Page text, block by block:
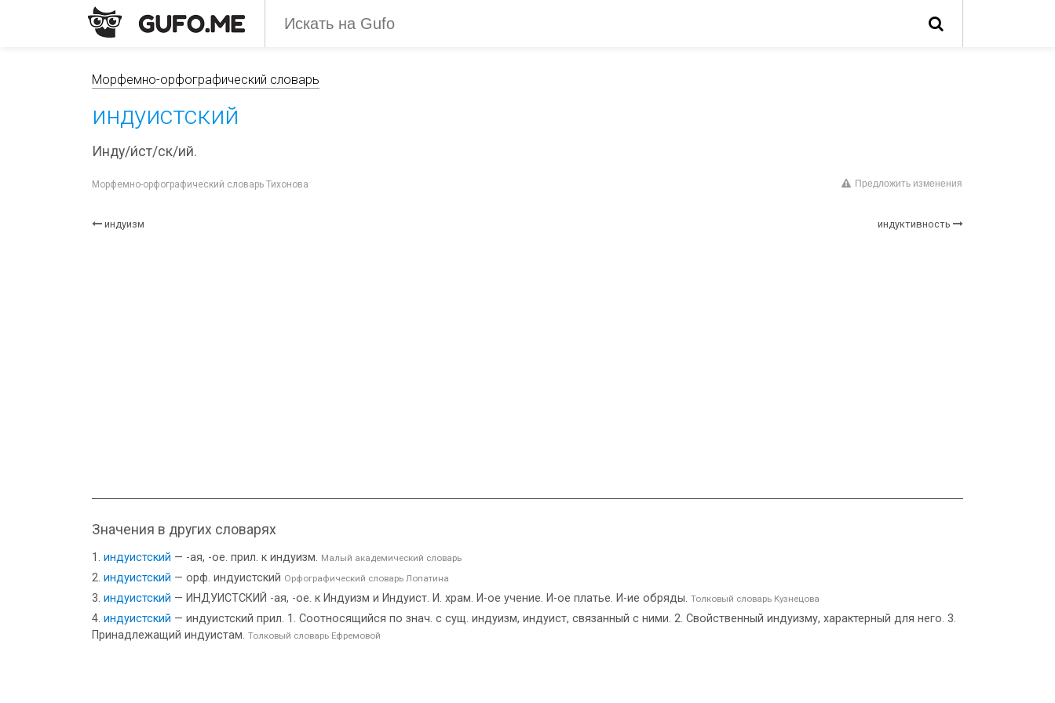
Морфемно-орфографический словарь
индуистский
Инду/и́ст/ск/ий.
Морфемно-орфографический словарь Тихонова Предложить изменения
индуизм индуктивность
Значения в других словарях
индуистский — -ая, -ое. прил. к индуизм. Малый академический словарь
индуистский — орф. индуистский Орфографический словарь Лопатина
индуистский — ИНДУИСТСКИЙ -ая, -ое. к Индуизм и Индуист. И. храм. И-ое учение. И-ое платье. И-ие обряды. Толковый словарь Кузнецова
индуистский — индуистский прил. 1. Соотносящийся по знач. с сущ. индуизм, индуист, связанный с ними. 2. Свойственный индуизму, характерный для него. 3.
Принадлежащий индуистам. Толковый словарь Ефремовой